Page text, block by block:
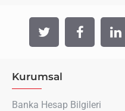
Kurumsal
Banka Hesap Bilgileri